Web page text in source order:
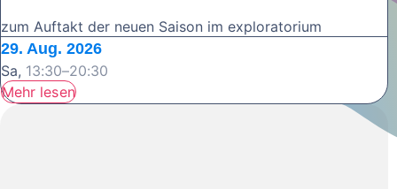
zum Auftakt der neuen Saison im exploratorium
29. Aug. 2026
Sa, 13:30–20:30
Mehr lesen